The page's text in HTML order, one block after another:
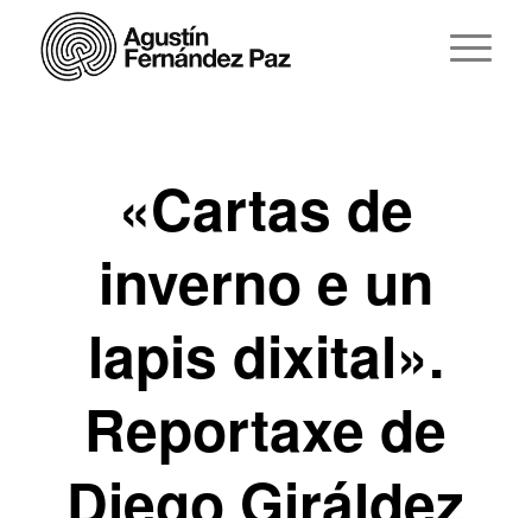
«Cartas de
inverno e un
lapis dixital».
Reportaxe de